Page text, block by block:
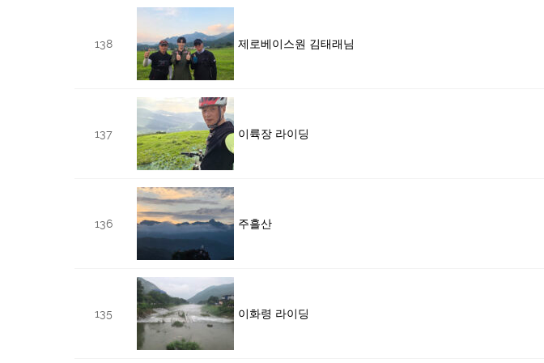
138 제로베이스원 김태래님
137 이륙장 라이딩
136 주흘산
135 이화령 라이딩